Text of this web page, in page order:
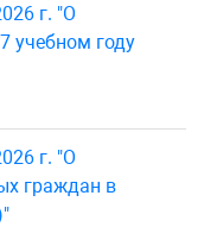
г. "О
учебном году
г. "О
граждан в